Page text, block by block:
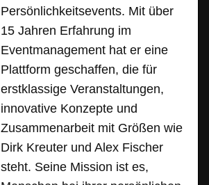
Persönlichkeitsevents. Mit über
15 Jahren Erfahrung im
Eventmanagement hat er eine
Plattform geschaffen, die für
erstklassige Veranstaltungen,
innovative Konzepte und
Zusammenarbeit mit Größen wie
Dirk Kreuter und Alex Fischer
steht. Seine Mission ist es,